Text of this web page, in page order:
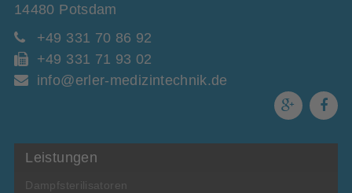
14480 Potsdam
+49 331 70 86 92
+49 331 71 93 02
info@erler-medizintechnik.de
Leistungen
Dampfsterilisatoren